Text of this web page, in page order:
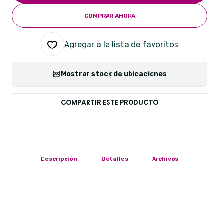
COMPRAR AHORA
Agregar a la lista de favoritos
Mostrar stock de ubicaciones
COMPARTIR ESTE PRODUCTO
Descripción Detalles Archivos